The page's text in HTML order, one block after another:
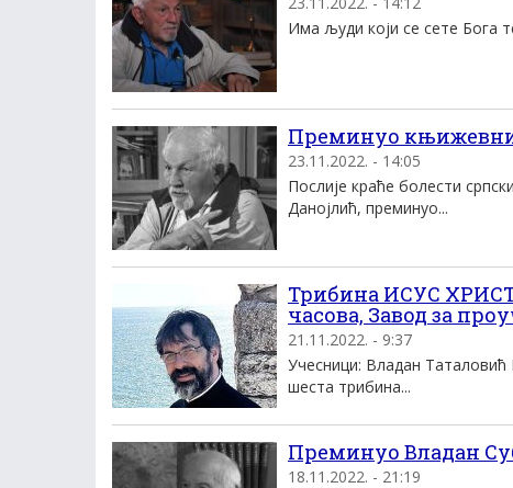
Има људи који се сете Бога
Преминуо
23.11.2022. - 14:05
Послије краће болести
Данојлић, преминуо...
Трибина ИСУС
часова, Завод за
21.11.2022. - 9:37
Учесници: Владан
шеста трибина...
Преминуо Владан
18.11.2022. - 21:19